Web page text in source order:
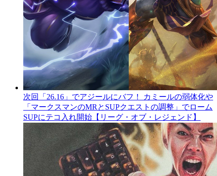
次回「26.16」でアジールにバフ！ カミールの弱体化や
「マークスマンのMRとSUPクエストの調整」でローム
SUPにテコ入れ開始【リーグ・オブ・レジェンド】